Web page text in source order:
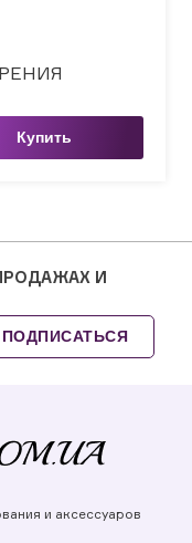
Купить
И
ПОДПИСАТЬСЯ
и аксессуаров